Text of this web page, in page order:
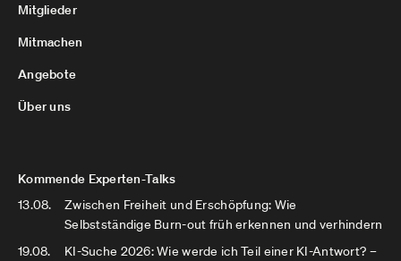
Mitglieder
Mitmachen
Angebote
Über uns
Kommende Experten-Talks
13.08.
Zwischen Freiheit und Erschöpfung: Wie
Selbstständige Burn-out früh erkennen und verhindern
19.08.
KI-Suche 2026: Wie werde ich Teil einer KI-Antwort? –